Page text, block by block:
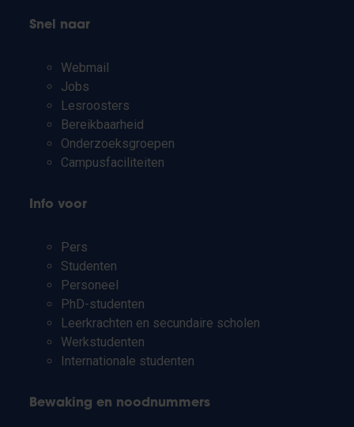
Snel naar
Webmail
Jobs
Lesroosters
Bereikbaarheid
Onderzoeksgroepen
Campusfaciliteiten
Info voor
Pers
Studenten
Personeel
PhD-studenten
Leerkrachten en secundaire scholen
Werkstudenten
Internationale studenten
Bewaking en noodnummers